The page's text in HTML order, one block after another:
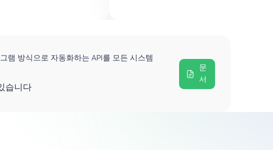
램 방식으로 자동화하는 API를 모든 시스템
습니다
문
서